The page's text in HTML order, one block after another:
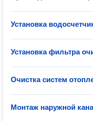
Установка
Установка фильтра
Очистка систем
Монтаж наружной